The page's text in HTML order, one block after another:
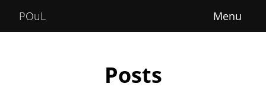
POuL
Home
Posts